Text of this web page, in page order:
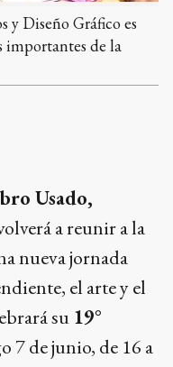
y Diseño Gráfico es
importantes de la
Usado,
a reunir a la
nueva jornada
el arte y el
su 19°
7 de junio, de 16 a